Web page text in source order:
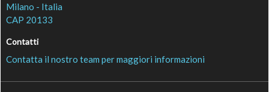
Milano - Italia
CAP 20133
Contatti
Contatta il nostro team per maggiori informazioni